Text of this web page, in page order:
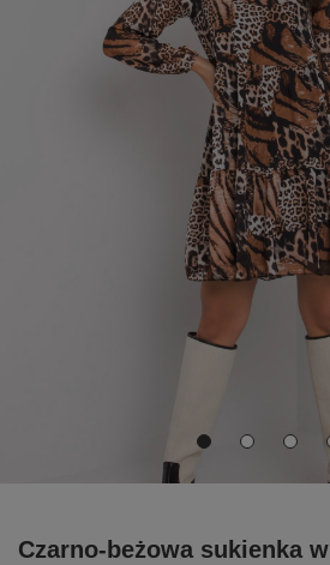
Czarno-beżowa sukienka w